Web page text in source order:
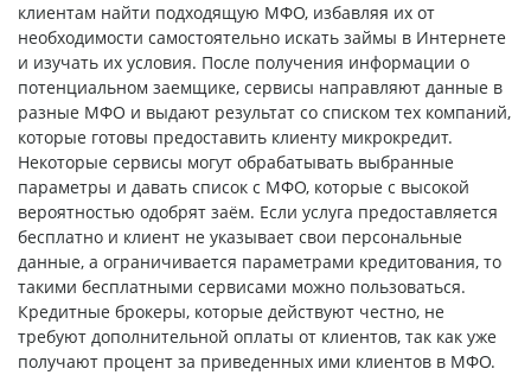
клиентам найти подходящую МФО, избавляя их от
необходимости самостоятельно искать займы в Интернете
и изучать их условия. После получения информации о
потенциальном заемщике, сервисы направляют данные в
разные МФО и выдают результат со списком тех компаний,
которые готовы предоставить клиенту микрокредит.
Некоторые сервисы могут обрабатывать выбранные
параметры и давать список с МФО, которые с высокой
вероятностью одобрят заём. Если услуга предоставляется
бесплатно и клиент не указывает свои персональные
данные, а ограничивается параметрами кредитования, то
такими бесплатными сервисами можно пользоваться.
Кредитные брокеры, которые действуют честно, не
требуют дополнительной оплаты от клиентов, так как уже
получают процент за приведенных ими клиентов в МФО.